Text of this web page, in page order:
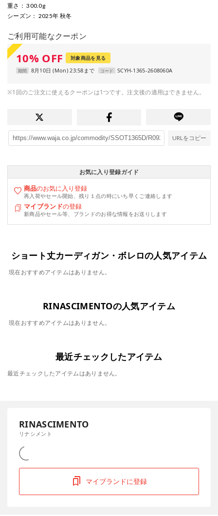
重さ ： 300.0g
シーズン ： 2025年 秋冬
ご利用可能なクーポン
10% OFF 対象商品を見る
期間 8月10日 (Mon) 23:58まで コード SCYH-1365-2608060A
※1回のご注文に使えるクーポンは1つです。注文後の適用はできません。
URLをコピー
お気に入り登録ガイド
商品のお気に入り登録
再入荷やセール開始、残り１点の時にいち早くご連絡します
マイブランドの登録
新商品やセール等、ブランドのお得な情報をお送りします
ショート丈カーディガン・ボレロの人気アイテム
現在おすすめアイテムはありません。
RINASCIMENTOの人気アイテム
現在おすすめアイテムはありません。
最近チェックしたアイテム
最近チェックしたアイテムはありません。
RINASCIMENTO
リナシメント
マイブランドに登録